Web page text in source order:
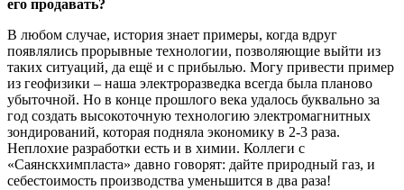
его продавать?
В любом случае, история знает примеры, когда вдруг
появлялись прорывные технологии, позволяющие выйти из
таких ситуаций, да ещё и с прибылью. Могу привести пример
из геофизики – наша электроразведка всегда была планово
убыточной. Но в конце прошлого века удалось буквально за
год создать высокоточную технологию электромагнитных
зондирований, которая подняла экономику в 2-3 раза.
Неплохие разработки есть и в химии. Коллеги с
«Саянскхимпласта» давно говорят: дайте природный газ, и
себестоимость производства уменьшится в два раза!